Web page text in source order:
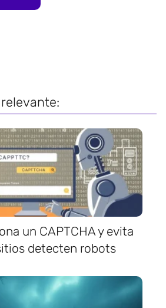
un CAPTCHA y evita
detecten robots